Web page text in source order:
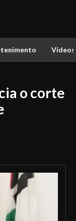
Vídeos
o corte